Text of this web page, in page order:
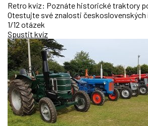
Retro kvíz: Poznáte historické traktory
Otestujte své znalosti československých
1/12 otázek
Spustit kvíz